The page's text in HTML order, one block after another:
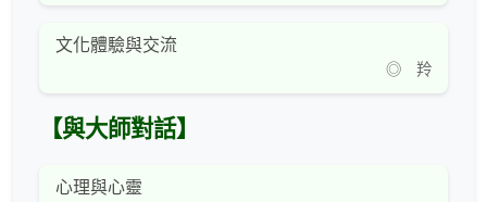
文化體驗與交流
◎ 羚
【與大師對話】
心理與心靈